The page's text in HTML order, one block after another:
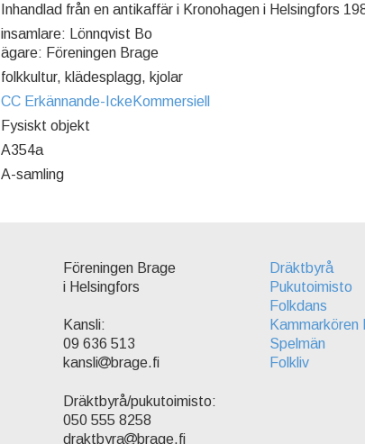
Inhandlad från en antikaffär i Kronohagen i Helsingfors
insamlare: Lönnqvist Bo
ägare: Föreningen Brage
folkkultur, klädesplagg, kjolar
CC Erkännande-IckeKommersiell
Fysiskt objekt
A354a
A-samling
Föreningen Brage
i Helsingfors
Kansli:
09 636 513
kansli
brage.fi
Dräktbyrå/pukutoimisto:
050 555 8258
draktbyra
brage.fi
Dräktbyrå
Pukutoimisto
Folkdans
Kammarkören
Spelmän
Folkliv